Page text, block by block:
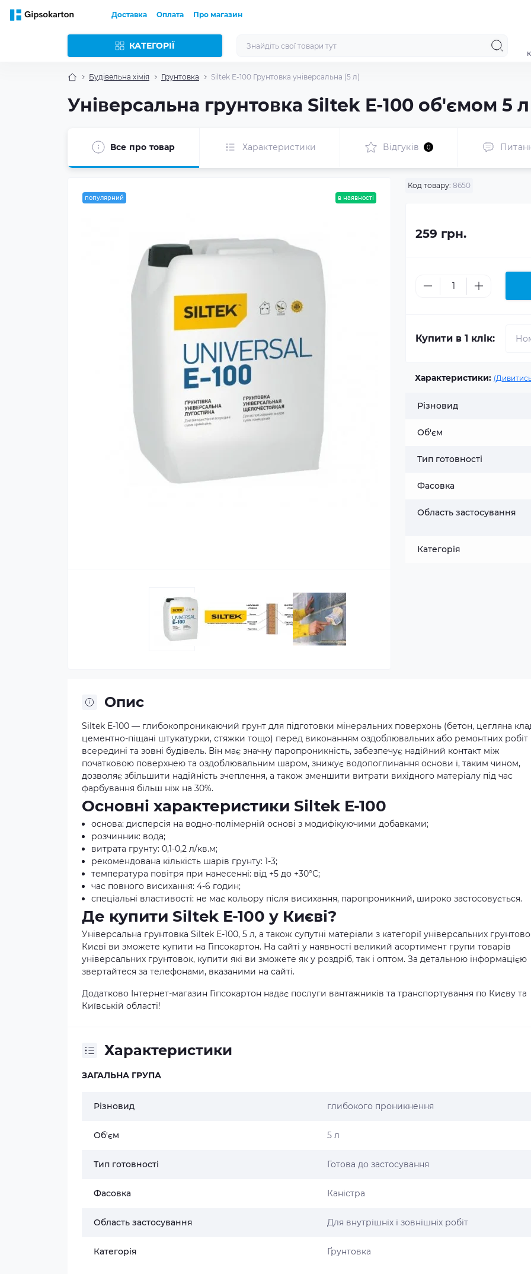
Доставка Оплата Про магазин
КАТЕГОРІЇ
Будівельна хімія Грунтовка Siltek E-100 Грунтовка універсальна (5 л)
Універсальна грунтовка Siltek E-100 об'ємом 5 л
Все про товар Характеристики Відгуків 0
популярний в наявності
Код товару: 8650
259 грн.
Купити в 1 клік:
Характеристики:
Різновид
Об'єм
Тип готовності
Фасовка
Область застосування
Категорія
Опис
Siltek E-100 — глибокопроникаючий грунт для підготовки мінеральних поверхонь (бетон, цегляна
цементно-піщані штукатурки, стяжки тощо) перед виконанням оздоблювальних або ремонтних робіт
всередині та зовні будівель. Він має значну паропроникність, забезпечує надійний контакт між
початковою поверхнею та оздоблювальним шаром, знижує водопоглинання основи і, таким чином,
дозволяє збільшити надійність зчеплення, а також зменшити витрати вихідного матеріалу під час
фарбування більш ніж на 30%.
Основні характеристики Siltek E-100
основа: дисперсія на водно-полімерній основі з модифікуючими добавками;
розчинник: вода;
витрата грунту: 0,1-0,2 л/кв.м;
рекомендована кількість шарів грунту: 1-3;
температура повітря при нанесенні: від +5 до +30°С;
час повного висихання: 4-6 годин;
спеціальні властивості: не має кольору після висихання, паропроникний, широко застосовується.
Де купити Siltek E-100 у Києві?
Універсальна грунтовка Siltek E-100, 5 л, а також супутні матеріали з категорії універсальних
Києві ви зможете купити на Гіпсокартон. На сайті у наявності великий асортимент групи товарів
універсальних грунтовок, купити які ви зможете як у роздріб, так і оптом. За детальною інформацією
звертайтеся за телефонами, вказаними на сайті.
Додатково Інтернет-магазин Гіпсокартон надає послуги вантажників та транспортування по Києву та
Київській області!
Характеристики
ЗАГАЛЬНА ГРУПА
Різновид глибокого проникнення
Об'єм 5 л
Тип готовності Готова до застосування
Фасовка Каністра
Область застосування Для внутрішніх і зовнішніх робіт
Категорія Ґрунтовка